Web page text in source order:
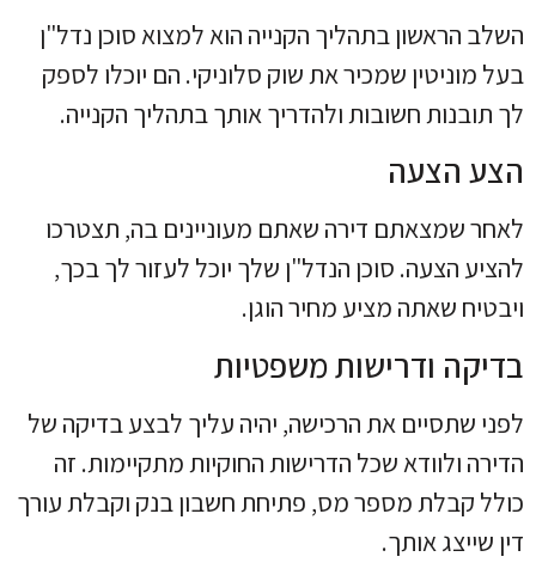
השלב הראשון בתהליך הקנייה הוא למצוא סוכן נדל"ן
בעל מוניטין שמכיר את שוק סלוניקי. הם יוכלו לספק
לך תובנות חשובות ולהדריך אותך בתהליך הקנייה.
הצע הצעה
לאחר שמצאתם דירה שאתם מעוניינים בה, תצטרכו
להציע הצעה. סוכן הנדל"ן שלך יוכל לעזור לך בכך,
ויבטיח שאתה מציע מחיר הוגן.
בדיקה ודרישות משפטיות
לפני שתסיים את הרכישה, יהיה עליך לבצע בדיקה של
הדירה ולוודא שכל הדרישות החוקיות מתקיימות. זה
כולל קבלת מספר מס, פתיחת חשבון בנק וקבלת עורך
דין שייצג אותך.